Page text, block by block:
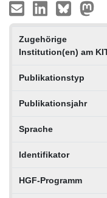
Zugehörige
Institution(en) am
Publikationstyp
Publikationsjahr
Sprache
Identifikator
HGF-Programm